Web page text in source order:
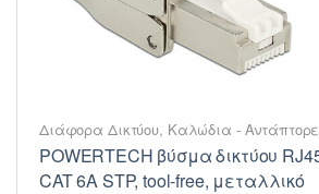
Διάφορα Δικτύου, Καλώδια -
POWERTECH βύσμα δικτύου
CAT 6A STP, tool-free, μεταλλικό